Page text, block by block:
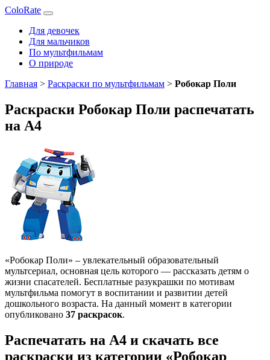
ColoRate
Для девочек
Для мальчиков
По мультфильмам
О природе
Главная > Раскраски по мультфильмам > Робокар Поли
Раскраски Робокар Поли распечатать
на А4
«Робокар Поли» – увлекательный образовательный
мультсериал, основная цель которого — рассказать детям о
жизни спасателей. Бесплатные разукрашки по мотивам
мультфильма помогут в воспитании и развитии детей
дошкольного возраста. На данный момент в категории
опубликовано 37 раскрасок.
Распечатать на А4 и скачать все
раскраски из категории «Робокар